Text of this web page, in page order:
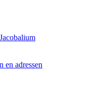
en adressen